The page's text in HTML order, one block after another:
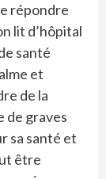
répondre
lit d’hôpital
santé
et
de la
de graves
sa santé et
être